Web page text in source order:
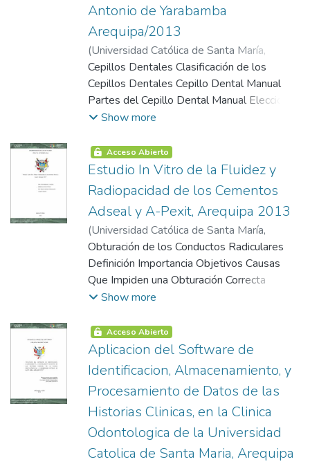
Antonio de Yarabamba
Arequipa/2013
(Universidad Católica de Santa María,
2004-10-13)Cáceres Villacorta, Santos
Mariela
Cepillos Dentales Clasificación de los
Cepillos Dentales Cepillo Dental Manual
Partes del Cepillo Dental Manual Elección
de los Cepillos Dentales Funciones del
Bass Índice de Higiene Oral Simplificado de
Greene y Vermillion Revisión de
Antecedentes Investigativos
Show more
Acceso Abierto
Estudio In Vitro de la Fluidez y
Radiopacidad de los Cementos
Adseal y A-Pexit, Arequipa 2013
(Universidad Católica de Santa María,
2005-06-13)Cueva Chávez, María Lucia
Obturación de los Conductos Radiculares
Definición Importancia Objetivos Causas
Que Impiden una Obturación Correcta
Materiales Obturadores de los Conductos
Materiales de Obturación Conos de
Gutapercha Cementos Selladores del
Conducto Radicular Fluidez Radiopacidad
Iso
Show more
Acceso Abierto
Aplicacion del Software de
Identificacion, Almacenamiento, y
Procesamiento de Datos de las
Historias Clinicas, en la Clinica
Odontologica de la Universidad
Catolica de Santa Maria, Arequipa